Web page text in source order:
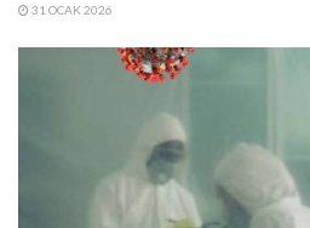
31 OCAK 2026